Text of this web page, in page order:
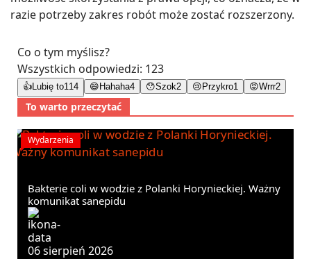
razie potrzeby zakres robót może zostać rozszerzony.
Co o tym myślisz?
Wszystkich odpowiedzi: 123
👍 Lubię to114 😄 Hahaha4 😯Szok2 😢 Przykro1 😡Wrrr2
To warto przeczytać
Wydarzenia
Bakterie coli w wodzie z Polanki Horynieckiej. Ważny
komunikat sanepidu
06 sierpień 2026